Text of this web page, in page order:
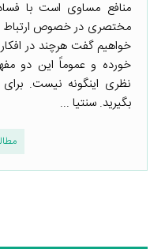
منافع مساوی است با
مختصری در خصوص ارتباط
خواهیم گفت هرچند در
خورده و عموماً این دو
نظری اینگونه نیست.
بگیرید. سنتیا ...